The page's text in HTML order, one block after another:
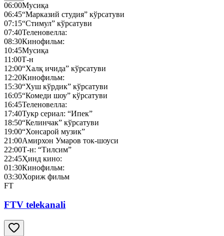
06:00Мусиқа
06:45“Марказий студия” кўрсатуви
07:15“Стимул” кўрсатуви
07:40Теленовелла:
08:30Кинофильм:
10:45Мусиқа
11:00Т-н
12:00“Халқ ичида” кўрсатуви
12:20Кинофильм:
15:30“Хуш кўрдик” кўрсатуви
16:05“Комеди шоу” кўрсатуви
16:45Теленовелла:
17:40Тукр сериал: “Ипек”
18:50“Келинчак” кўрсатуви
19:00“Хонсарой музик”
21:00Амирхон Умаров ток-шоуси
22:00Т-н: “Тилсим”
22:45Ҳинд кино:
01:30Кинофильм:
03:30Хориж фильм
FT
FTV telekanali